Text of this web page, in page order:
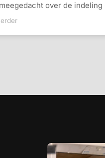
over de indeling
die gemaakt konden worden.
ging goed en snel
Ook de monteurs waren